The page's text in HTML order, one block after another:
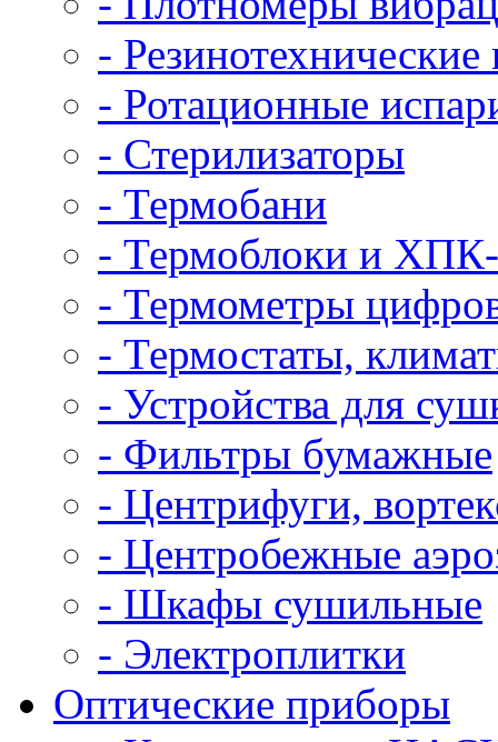
- Резинотехнические
- Ротационные
- Стерилизаторы
- Термобани
- Термоблоки и
- Термометры
- Термостаты,
- Устройства для
- Фильтры бумажные
- Центрифуги,
- Центробежные
- Шкафы сушильные
- Электроплитки
Оптические приборы